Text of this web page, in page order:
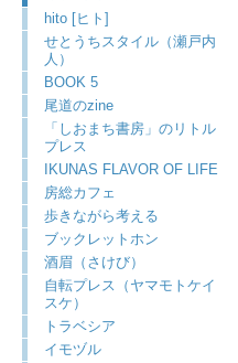
hito [ヒト]
せとうちスタイル（瀬戸内
人）
BOOK 5
尾道のzine
「しおまち書房」のリトル
プレス
IKUNAS FLAVOR OF LIFE
房総カフェ
歩きながら考える
ブックレットホン
酒眉（さけび）
自転プレス（ヤマモトケイ
スケ）
トラベシア
イモヅル